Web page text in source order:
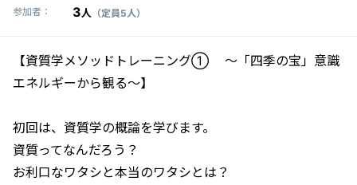
参加者： 3人 （定員5人）
【資質学メソッドトレーニング① 〜「四季の宝」意識
エネルギーから観る〜】
初回は、資質学の概論を学びます。
資質ってなんだろう？
お利口なワタシと本当のワタシとは？